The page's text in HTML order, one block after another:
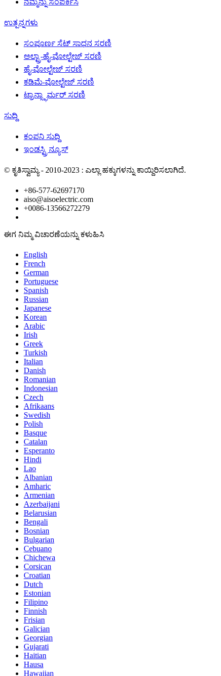
ನಮ್ಮನ್ನು ಸಂಪರ್ಕಿಸಿ
ಉತ್ಪನ್ನಗಳು
ಸಂಪೂರ್ಣ ಸೆಟ್ ಸಾಧನ ಸರಣಿ
ಅಲ್ಟ್ರಾ-ಹೈ-ವೋಲ್ಟೇಜ್ ಸರಣಿ
ಹೈ-ವೋಲ್ಟೇಜ್ ಸರಣಿ
ಕಡಿಮೆ-ವೋಲ್ಟೇಜ್ ಸರಣಿ
ಟ್ರಾನ್ಸ್ಫಾರ್ಮರ್ ಸರಣಿ
ಸುದ್ದಿ
ಕಂಪನಿ ಸುದ್ದಿ
ಇಂಡಸ್ಟ್ರಿ ನ್ಯೂಸ್
© ಕೃತಿಸ್ವಾಮ್ಯ - 2010-2023 : ಎಲ್ಲಾ ಹಕ್ಕುಗಳನ್ನು ಕಾಯ್ದಿರಿಸಲಾಗಿದೆ.
+86-577-62697170
aiso@aisoelectric.com
+0086-13566272279
ಈಗ ನಿಮ್ಮ ವಿಚಾರಣೆಯನ್ನು ಕಳುಹಿಸಿ
English
French
German
Portuguese
Spanish
Russian
Japanese
Korean
Arabic
Irish
Greek
Turkish
Italian
Danish
Romanian
Indonesian
Czech
Afrikaans
Swedish
Polish
Basque
Catalan
Esperanto
Hindi
Lao
Albanian
Amharic
Armenian
Azerbaijani
Belarusian
Bengali
Bosnian
Bulgarian
Cebuano
Chichewa
Corsican
Croatian
Dutch
Estonian
Filipino
Finnish
Frisian
Galician
Georgian
Gujarati
Haitian
Hausa
Hawaiian